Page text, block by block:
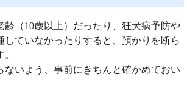
齢（10歳以上）だったり、狂犬病予防や
していなかったりすると、預かりを断ら
ないよう、事前にきちんと確かめておい